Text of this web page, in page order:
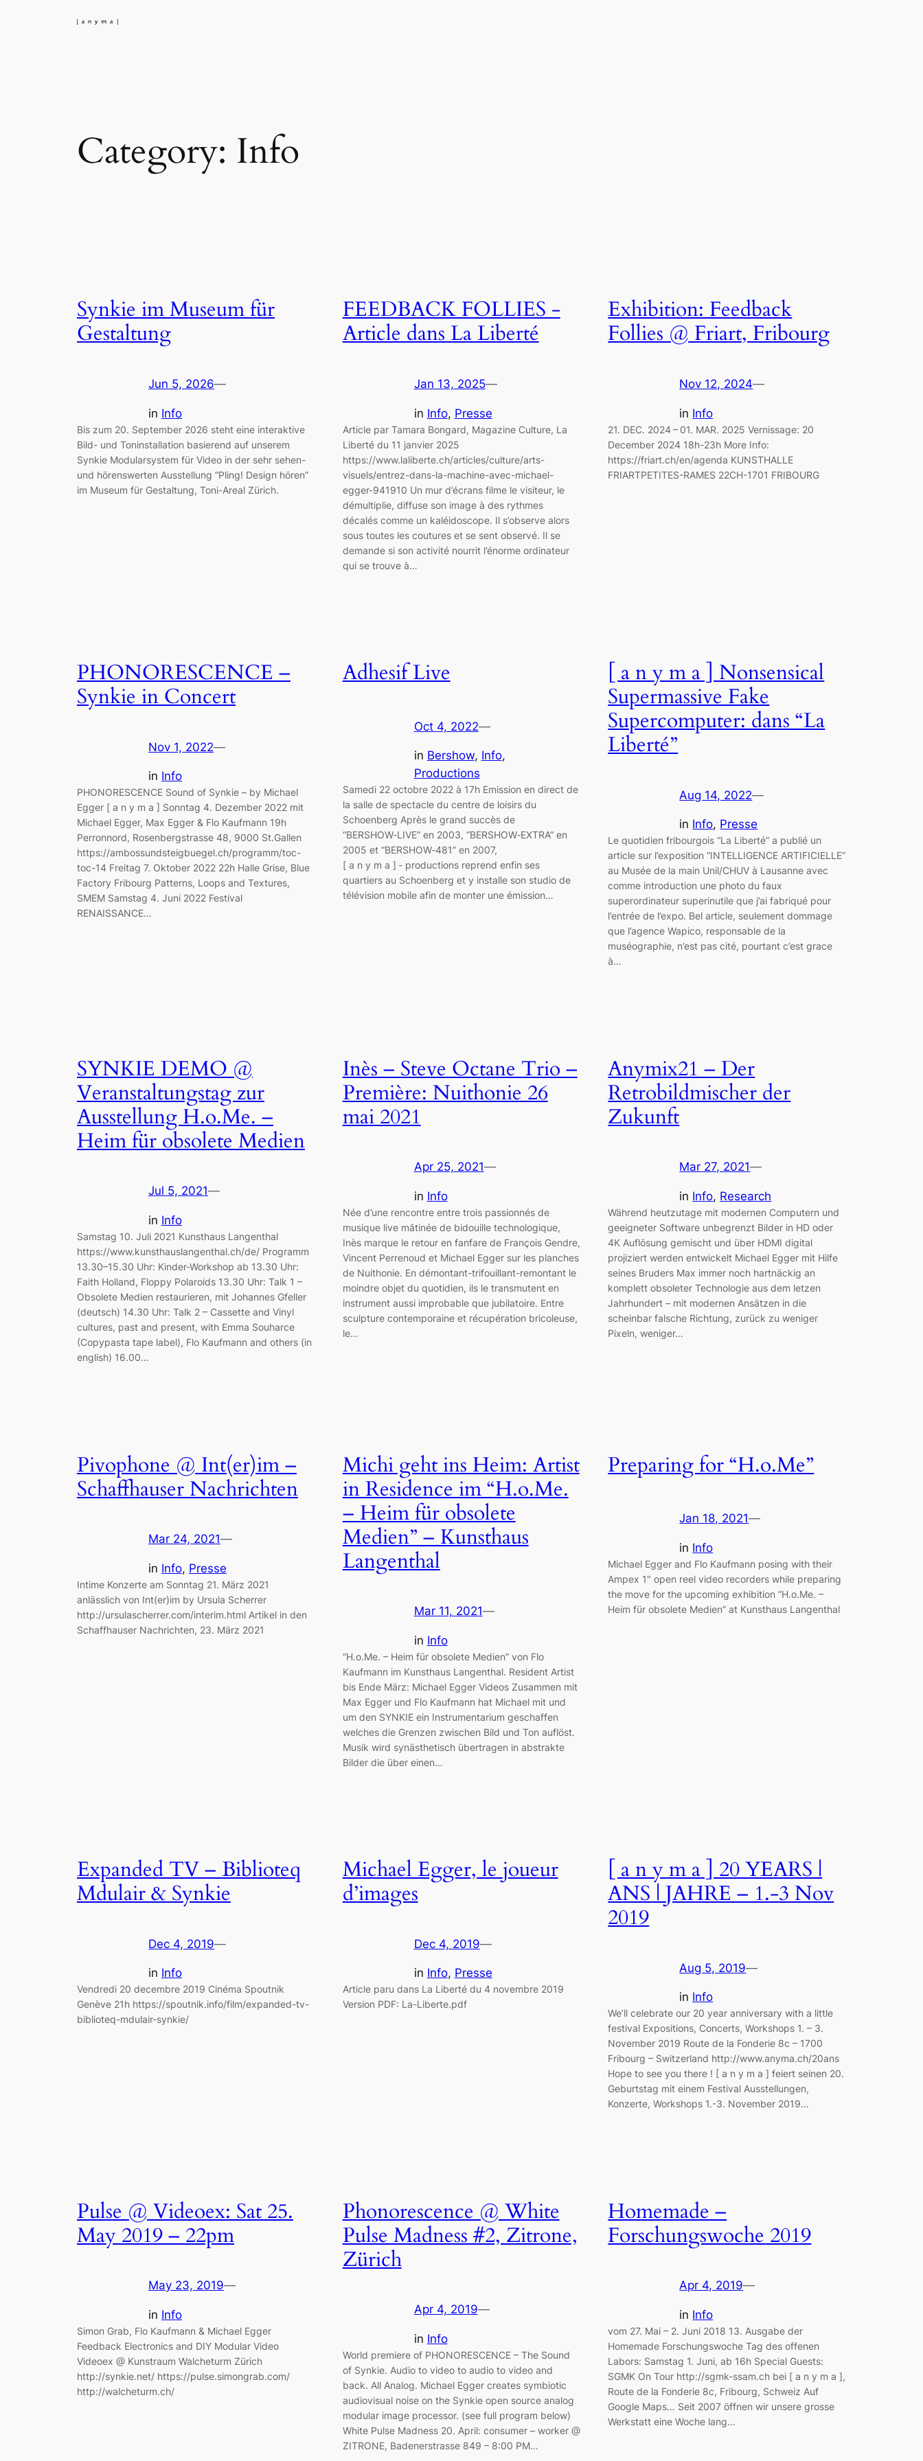
Category: Info
Synkie im Museum für
Gestaltung
Jun 5, 2026—
in Info
Bis zum 20. September 2026 steht eine interaktive
Bild- und Toninstallation basierend auf unserem
Synkie Modularsystem für Video in der sehr sehen-
und hörenswerten Ausstellung “Pling! Design hören”
im Museum für Gestaltung, Toni-Areal Zürich.
FEEDBACK FOLLIES -
Article dans La Liberté
Jan 13, 2025—
in Info, Presse
Article par Tamara Bongard, Magazine Culture, La
Liberté du 11 janvier 2025
https://www.laliberte.ch/articles/culture/arts-
visuels/entrez-dans-la-machine-avec-michael-
egger-941910 Un mur d’écrans filme le visiteur, le
démultiplie, diffuse son image à des rythmes
décalés comme un kaléidoscope. Il s’observe alors
sous toutes les coutures et se sent observé. Il se
demande si son activité nourrit l’énorme ordinateur
qui se trouve à…
Exhibition: Feedback
Follies @ Friart, Fribourg
Nov 12, 2024—
in Info
21. DEC. 2024 – 01. MAR. 2025 Vernissage: 20
December 2024 18h-23h More Info:
https://friart.ch/en/agenda KUNSTHALLE
FRIARTPETITES-RAMES 22CH-1701 FRIBOURG
PHONORESCENCE –
Synkie in Concert
Nov 1, 2022—
in Info
PHONORESCENCE Sound of Synkie – by Michael
Egger [ a n y m a ] Sonntag 4. Dezember 2022 mit
Michael Egger, Max Egger & Flo Kaufmann 19h
Perronnord, Rosenbergstrasse 48, 9000 St.Gallen
https://ambossundsteigbuegel.ch/programm/toc-
toc-14 Freitag 7. Oktober 2022 22h Halle Grise, Blue
Factory Fribourg Patterns, Loops and Textures,
SMEM Samstag 4. Juni 2022 Festival
RENAISSANCE…
Adhesif Live
Oct 4, 2022—
in Bershow, Info
Productions
Samedi 22 octobre 2022 à 17h Emission en direct de
la salle de spectacle du centre de loisirs du
Schoenberg Après le grand succès de
“BERSHOW‑LIVE” en 2003, “BERSHOW‑EXTRA” en
2005 et “BERSHOW‑481” en 2007,
[ a n y m a ] ‑ productions reprend enfin ses
quartiers au Schoenberg et y installe son studio de
télévision mobile afin de monter une émission…
[ a n y m a ] Nonsensical
Supermassive Fake
Supercomputer: dans “La
Liberté”
Aug 14, 2022—
in Info, Presse
Le quotidien fribourgois “La Liberté” a publié un
article sur l’exposition “INTELLIGENCE ARTIFICIELLE”
au Musée de la main Unil/CHUV à Lausanne avec
comme introduction une photo du faux
superordinateur superinutile que j’ai fabriqué pour
l’entrée de l’expo. Bel article, seulement dommage
que l’agence Wapico, responsable de la
muséographie, n’est pas cité, pourtant c’est grace
à…
SYNKIE DEMO @
Veranstaltungstag zur
Ausstellung H.o.Me. –
Heim für obsolete Medien
Jul 5, 2021—
in Info
Samstag 10. Juli 2021 Kunsthaus Langenthal
https://www.kunsthauslangenthal.ch/de/ Programm
13.30–15.30 Uhr: Kinder-Workshop ab 13.30 Uhr:
Faith Holland, Floppy Polaroids 13.30 Uhr: Talk 1 –
Obsolete Medien restaurieren, mit Johannes Gfeller
(deutsch) 14.30 Uhr: Talk 2 – Cassette and Vinyl
cultures, past and present, with Emma Souharce
(Copypasta tape label), Flo Kaufmann and others (in
english) 16.00…
Inès – Steve Octane Trio –
Première: Nuithonie 26
mai 2021
Apr 25, 2021—
in Info
Née d’une rencontre entre trois passionnés de
musique live mâtinée de bidouille technologique,
Inès marque le retour en fanfare de François Gendre,
Vincent Perrenoud et Michael Egger sur les planches
de Nuithonie. En démontant-trifouillant-remontant le
moindre objet du quotidien, ils le transmutent en
instrument aussi improbable que jubilatoire. Entre
sculpture contemporaine et récupération bricoleuse,
le…
Anymix21 – Der
Retrobildmischer der
Zukunft
Mar 27, 2021—
in Info, Research
Während heutzutage mit modernen Computern und
geeigneter Software unbegrenzt Bilder in HD oder
4K Auflösung gemischt und über HDMI digital
projiziert werden entwickelt Michael Egger mit Hilfe
seines Bruders Max immer noch hartnäckig an
komplett obsoleter Technologie aus dem letzen
Jahrhundert – mit modernen Ansätzen in die
scheinbar falsche Richtung, zurück zu weniger
Pixeln, weniger…
Pivophone @ Int(er)im –
Schaffhauser Nachrichten
Mar 24, 2021—
in Info, Presse
Intime Konzerte am Sonntag 21. März 2021
anlässlich von Int(er)im by Ursula Scherrer
http://ursulascherrer.com/interim.html Artikel in den
Schaffhauser Nachrichten, 23. März 2021
Michi geht ins Heim: Artist
in Residence im “H.o.Me.
– Heim für obsolete
Medien” – Kunsthaus
Langenthal
Mar 11, 2021—
in Info
“H.o.Me. – Heim für obsolete Medien” von Flo
Kaufmann im Kunsthaus Langenthal. Resident Artist
bis Ende März: Michael Egger Videos Zusammen mit
Max Egger und Flo Kaufmann hat Michael mit und
um den SYNKIE ein Instrumentarium geschaffen
welches die Grenzen zwischen Bild und Ton auflöst.
Musik wird synästhetisch übertragen in abstrakte
Bilder die über einen…
Preparing for “H.o.Me”
Jan 18, 2021—
in Info
Michael Egger and Flo Kaufmann posing with their
Ampex 1″ open reel video recorders while preparing
the move for the upcoming exhibition “H.o.Me. –
Heim für obsolete Medien” at Kunsthaus Langenthal
Expanded TV – Biblioteq
Mdulair & Synkie
Dec 4, 2019—
in Info
Vendredi 20 decembre 2019 Cinéma Spoutnik
Genève 21h https://spoutnik.info/film/expanded-tv-
biblioteq-mdulair-synkie/
Michael Egger, le joueur
d’images
Dec 4, 2019—
in Info, Presse
Article paru dans La Liberté du 4 novembre 2019
Version PDF: La-Liberte.pdf
[ a n y m a ] 20 YEARS |
ANS | JAHRE – 1.-3 Nov
2019
Aug 5, 2019—
in Info
We’ll celebrate our 20 year anniversary with a little
festival Expositions, Concerts, Workshops 1. – 3.
November 2019 Route de la Fonderie 8c – 1700
Fribourg – Switzerland http://www.anyma.ch/20ans
Hope to see you there ! [ a n y m a ] feiert seinen 20.
Geburtstag mit einem Festival Ausstellungen,
Konzerte, Workshops 1.-3. November 2019…
Pulse @ Videoex: Sat 25.
May 2019 – 22pm
May 23, 2019—
in Info
Simon Grab, Flo Kaufmann & Michael Egger
Feedback Electronics and DIY Modular Video
Videoex @ Kunstraum Walcheturm Zürich
http://synkie.net/ https://pulse.simongrab.com/
http://walcheturm.ch/
Phonorescence @ White
Pulse Madness #2, Zitrone,
Zürich
Apr 4, 2019—
in Info
World premiere of PHONORESCENCE – The Sound
of Synkie. Audio to video to audio to video and
back. All Analog. Michael Egger creates symbiotic
audiovisual noise on the Synkie open source analog
modular image processor. (see full program below)
White Pulse Madness 20. April: consumer – worker @
ZITRONE, Badenerstrasse 849 – 8:00 PM…
Homemade –
Forschungswoche 2019
Apr 4, 2019—
in Info
vom 27. Mai – 2. Juni 2018 13. Ausgabe der
Homemade Forschungswoche Tag des offenen
Labors: Samstag 1. Juni, ab 16h Special Guests:
SGMK On Tour http://sgmk-ssam.ch bei [ a n y m a ],
Route de la Fonderie 8c, Fribourg, Schweiz Auf
Google Maps… Seit 2007 öffnen wir unsere grosse
Werkstatt eine Woche lang…